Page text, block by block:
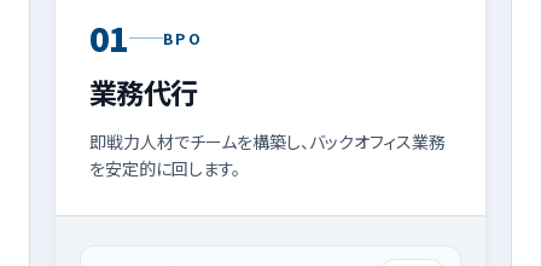
01 BPO
業務代行
即戦力人材でチームを構築し、バックオフィス業務
を安定的に回します。